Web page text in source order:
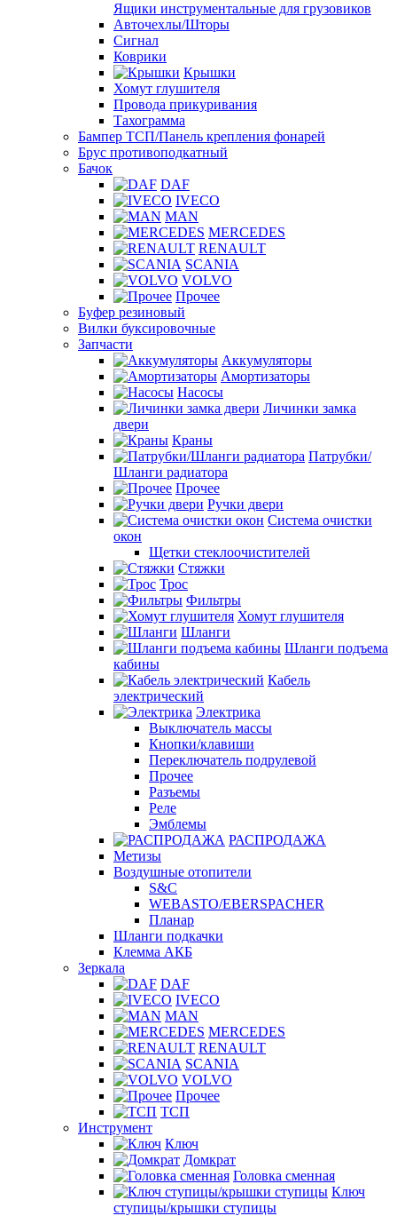
Ящики инструментальные для грузовиков
Авточехлы/Шторы
Сигнал
Коврики
Крышки
Хомут глушителя
Провода прикуривания
Тахограмма
Бампер ТСП/Панель крепления фонарей
Брус противоподкатный
Бачок
DAF
IVECO
MAN
MERCEDES
RENAULT
SCANIA
VOLVO
Прочее
Буфер резиновый
Вилки буксировочные
Запчасти
Аккумуляторы
Амортизаторы
Насосы
Личинки замка
двери
Краны
Патрубки/
Шланги радиатора
Прочее
Ручки двери
Система очистки
окон
Щетки стеклоочистителей
Стяжки
Трос
Фильтры
Хомут глушителя
Шланги
Шланги подъема
кабины
Кабель
электрический
Электрика
Выключатель массы
Кнопки/клавиши
Переключатель подрулевой
Прочее
Разъемы
Реле
Эмблемы
РАСПРОДАЖА
Метизы
Воздушные отопители
S&C
WEBASTO/EBERSPACHER
Планар
Шланги подкачки
Клемма АКБ
Зеркала
DAF
IVECO
MAN
MERCEDES
RENAULT
SCANIA
VOLVO
Прочее
ТСП
Инструмент
Ключ
Домкрат
Головка сменная
Ключ
ступицы/крышки ступицы